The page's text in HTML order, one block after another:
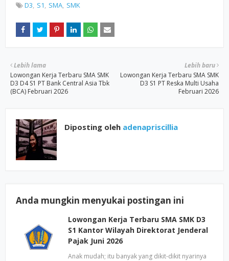
D3 S1 SMA SMK
Lebih baru
Lowongan Kerja Terbaru SMA SMK
D3 S1 PT Reska Multi Usaha
Februari 2026
Lebih lama
Lowongan Kerja Terbaru SMA SMK
D3 D4 S1 PT Bank Central Asia Tbk
(BCA) Februari 2026
Diposting oleh adenapriscillia
Anda mungkin menyukai postingan ini
Lowongan Kerja Terbaru SMA SMK D3
S1 Kantor Wilayah Direktorat Jenderal
Pajak Juni 2026
Anak mudah; itu banyak yang dikit-dikit nyarinya